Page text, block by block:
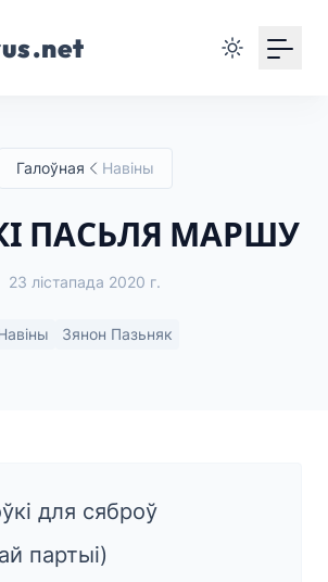
Галоўная Навіны
ПАСЬЛЯ МАРШУ
23 лістапада 2020 г.
Зянон Пазьняк
для сяброў
партыі)